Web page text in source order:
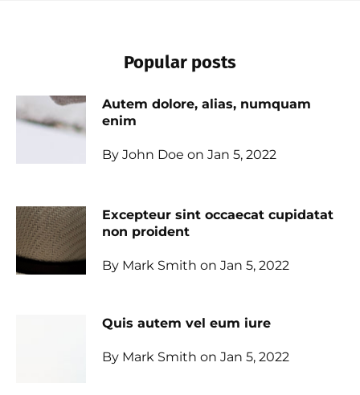
Popular posts
Autem dolore, alias, numquam
enim
By John Doe on Jan 5, 2022
Excepteur sint occaecat cupidatat
non proident
By Mark Smith on Jan 5, 2022
Quis autem vel eum iure
By Mark Smith on Jan 5, 2022